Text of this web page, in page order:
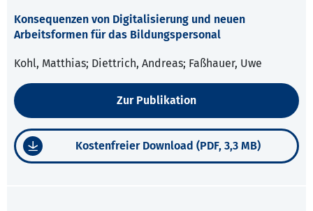
Konsequenzen von Digitalisierung und neuen
Arbeitsformen für das Bildungspersonal
Kohl, Matthias; Diettrich, Andreas; Faßhauer, Uwe
Zur Publikation
Kostenfreier Download (PDF, 3,3 MB)